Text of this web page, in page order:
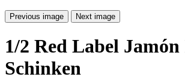
Previous image Next image
1/2 Red Label
Schinken